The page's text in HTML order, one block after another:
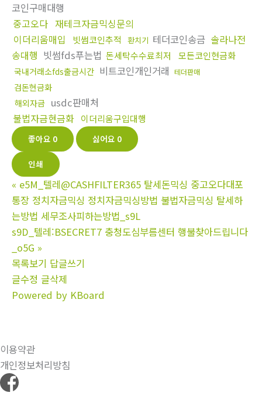
코인구매대행
중고오다 재테크자금믹싱문의
이더리움매입
빗썸코인추적 환치기 테더코인송금 솔라나전
송대행 빗썸fds푸는법 돈세탁수수료최저 모든코인현금화
국내거래소fds출금시간 비트코인개인거래 테더판매
검돈현금화
해외자금 usdc판매처
불법자금현금화 이더리움구입대행
좋아요 0 싫어요 0
인쇄
« e5M_텔레@CASHFILTER365 탈세돈믹싱 중고오다대포
통장 정치자금믹싱 정치자금믹싱방법 불법자금믹싱 탈세하
는방법 세무조사피하는방법_s9L
s9D_텔레:BSECRET7 충청도심부름센터 행불찾아드립니다
_o5G »
목록보기 답글쓰기
글수정 글삭제
Powered by KBoard
이용약관
개인정보처리방침